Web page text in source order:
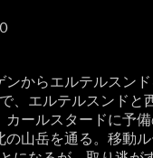
からエルテルスン
エルテルスンドと
ールスタードに予
山岳を通る。移動ル